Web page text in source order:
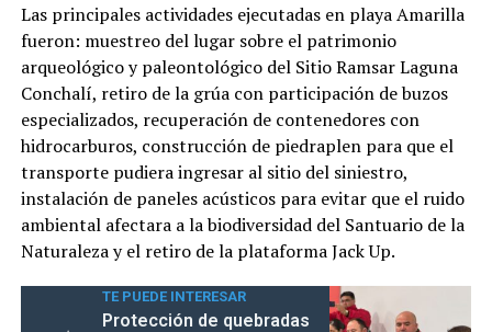
Las principales actividades ejecutadas en playa Amarilla
fueron: muestreo del lugar sobre el patrimonio
arqueológico y paleontológico del Sitio Ramsar Laguna
Conchalí, retiro de la grúa con participación de buzos
especializados, recuperación de contenedores con
hidrocarburos, construcción de piedraplen para que el
transporte pudiera ingresar al sitio del siniestro,
instalación de paneles acústicos para evitar que el ruido
ambiental afectara a la biodiversidad del Santuario de la
Naturaleza y el retiro de la plataforma Jack Up.
TE PUEDE INTERESAR
Protección de quebradas